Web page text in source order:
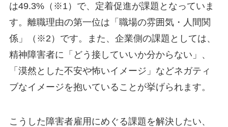
は49.3%（※1）で、定着促進が課題となっていま
す。離職理由の第一位は「職場の雰囲気・人間関
係」（※2）です。また、企業側の課題としては、
精神障害者に「どう接していいか分からない」、
「漠然とした不安や怖いイメージ」などネガティ
ブなイメージを抱いていることが挙げられます。
こうした障害者雇用にめぐる課題を解決したい、